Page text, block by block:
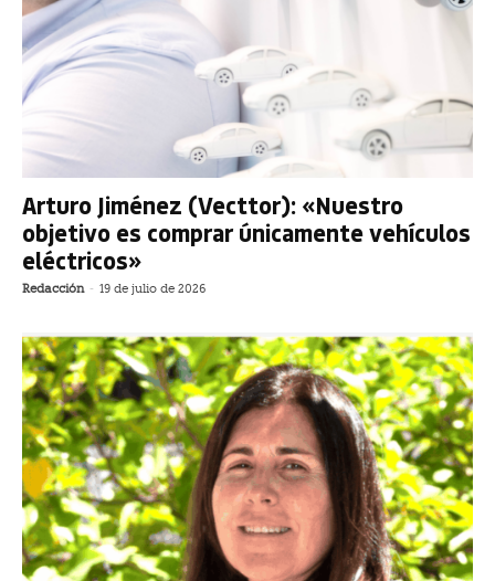
Arturo Jiménez (Vecttor): «Nuestro
objetivo es comprar únicamente vehículos
eléctricos»
Redacción - 19 de julio de 2026